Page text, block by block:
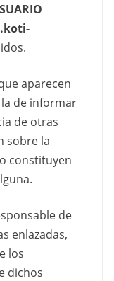
aparecen
la de informar
de otras
sobre la
constituyen
de
enlazadas,
los
dichos